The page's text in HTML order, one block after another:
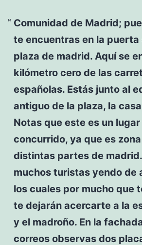
Comunidad de Madrid;
te encuentras en la puerta
plaza de madrid. Aquí se
kilómetro cero de las
españolas. Estás junto al
antiguo de la plaza, la
Notas que este es un
concurrido, ya que es
distintas partes de
muchos turistas yendo de
los cuales por mucho que
te dejarán acercarte a la
y el madroño. En la
correos observas dos